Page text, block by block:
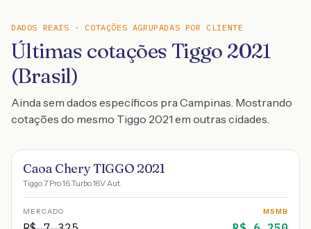
DADOS REAIS · COTAÇÕES AGRUPADAS POR CLIENTE
Últimas cotações Tiggo 2021
(Brasil)
Ainda sem dados específicos pra Campinas. Mostrando
cotações do mesmo Tiggo 2021 em outras cidades.
Caoa Chery TIGGO 2021
Tiggo 7 Pro 1.6 Turbo 16V Aut.
MERCADO MSMB